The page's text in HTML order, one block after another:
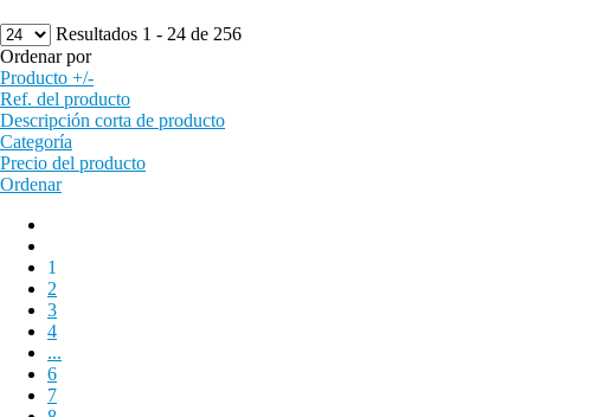
Resultados 1 - 24 de 256
Ordenar por
Producto +/-
Ref. del producto
Descripción corta de producto
Categoría
Precio del producto
Ordenar
1
2
3
4
...
6
7